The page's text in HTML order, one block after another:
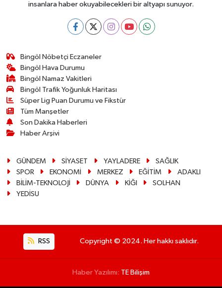
insanlara haber okuyabilecekleri bir altyapı sunuyor.
Bingöl Nöbetçi Eczaneler
Bingöl Hava Durumu
Bingöl Namaz Vakitleri
Bingöl Trafik Yoğunluk Haritası
Süper Lig Puan Durumu ve Fikstür
Tüm Manşetler
Son Dakika Haberleri
Haber Arşivi
GÜNDEM SİYASET YAYLADERE
SAĞLIK
SPOR
EKONOMİ MERKEZ EĞİTİM
ADAKLI
BİLİM-TEKNOLOJİ
DÜNYA KİĞI
SOLHAN
YEDİSU
RSS Copyright © 2024. Her hakkı saklıdır.
Haber Yazılımı: TE Bilişim